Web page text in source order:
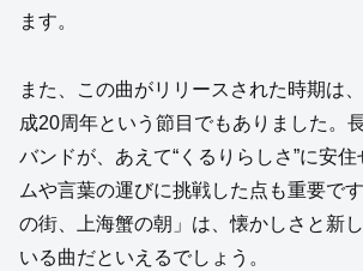
ます。
また、この曲がリリースされた時期は
成20周年という節目でもありました。
バンドが、あえて“くるりらしさ”に安
ムや言葉の運びに挑戦した点も重要で
の街、上海蟹の朝」は、懐かしさと新
いる曲だといえるでしょう。